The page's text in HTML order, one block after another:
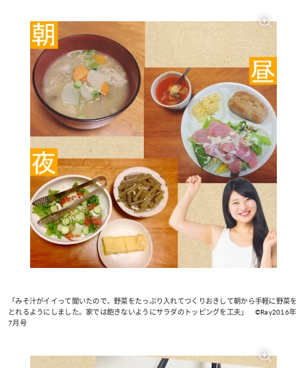
「みそ汁がイイって聞いたので、野菜をたっぷり入れてつくりおきして朝から手軽に野菜を
とれるようにしました。家では飽きないようにサラダのトッピングを工夫」 ©Ray2016年
7月号